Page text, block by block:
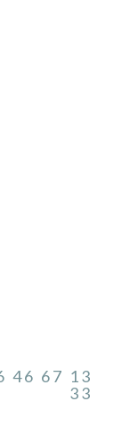
46 67 13
33